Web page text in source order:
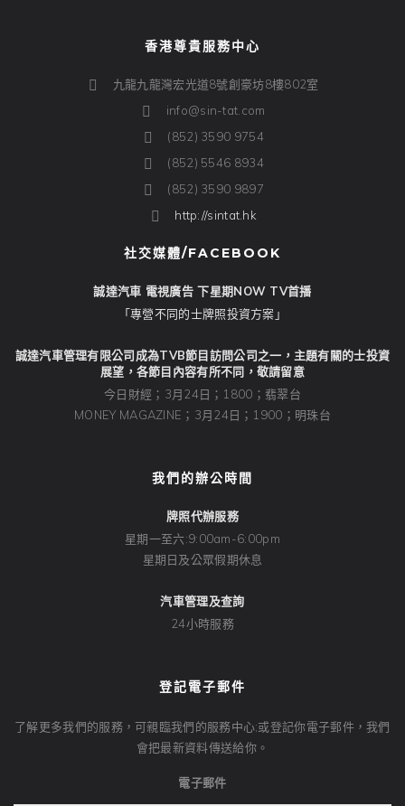
香港尊貴服務中心
九龍九龍灣宏光道8號創豪坊8樓802室
info@sin-tat.com
(852) 3590 9754
(852) 5546 8934
(852) 3590 9897
http://sintat.hk
社交媒體/FACEBOOK
誠達汽車 電視廣告 下星期NOW TV首播
「專營不同的士牌照投資方案」
誠達汽車管理有限公司成為TVB節目訪問公司之一，主題有關的士投資
展望，各節目內容有所不同，敬請留意
今日財經；3月24日；1800；翡翠台
MONEY MAGAZINE；3月24日；1900；明珠台
我們的辦公時間
牌照代辦服務
星期一至六:9:00am-6:00pm
星期日及公眾假期休息
汽車管理及查詢
24小時服務
登記電子郵件
了解更多我們的服務，可親臨我們的服務中心;或登記你電子郵件，我們
會把最新資料傳送給你。
電子郵件